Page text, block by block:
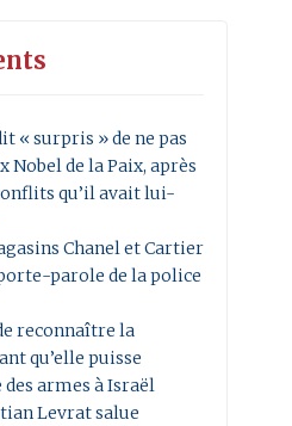
« surpris » de ne pas
de la Paix, après
qu’il avait lui-
Chanel et Cartier
parole de la police
reconnaître la
qu’elle puisse
armes à Israël
Levrat salue